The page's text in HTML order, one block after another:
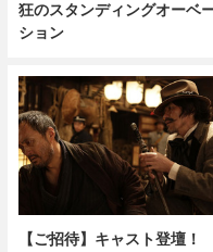
狂のスタンディングオーベ
ション
【ご招待】キャスト登壇！